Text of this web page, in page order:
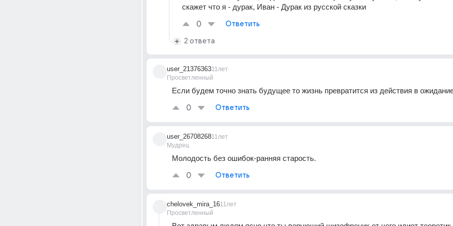
скажет что я - дурак, Иван - Дурак из русской сказки
0 Ответить
2 ответа
user_21376363
Просветленный
11лет
Если будем точно знать будущее то жизнь превратится из действия в
0 Ответить
user_26708268
Мудрец
11лет
Молодость без ошибок-ранняя старость.
0 Ответить
chelovek_mira_16
Просветленный
11лет